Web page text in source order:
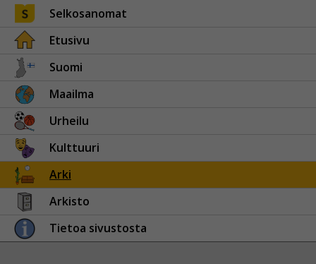
Selkosanomat
Etusivu
Suomi
Maailma
Urheilu
Kulttuuri
Arki
Arkisto
Tietoa sivustosta